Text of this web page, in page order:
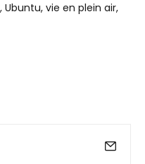
Ubuntu vie en plein air